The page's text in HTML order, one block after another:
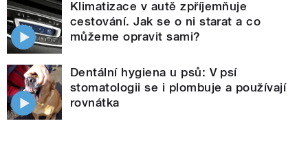
Klimatizace v autě zpříjemňuje
cestování. Jak se o ni starat a co
můžeme opravit sami?
Dentální hygiena u psů: V psí
stomatologii se i plombuje a používají
rovnátka